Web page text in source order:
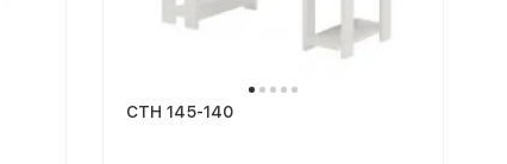
СТН 145-140